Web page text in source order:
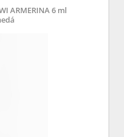
ARMERINA 6 ml